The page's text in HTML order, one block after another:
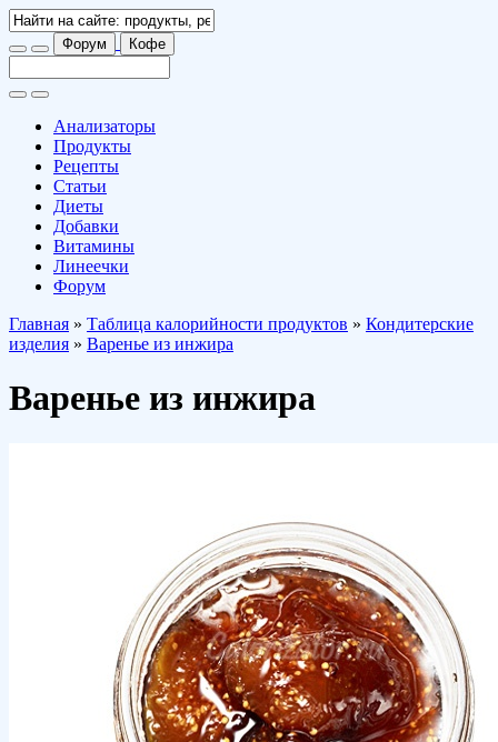
Форум Кофе
Анализаторы
Продукты
Рецепты
Статьи
Диеты
Добавки
Витамины
Линеечки
Форум
Главная » Таблица калорийности продуктов » Кондитерские
изделия » Варенье из инжира
Варенье из инжира